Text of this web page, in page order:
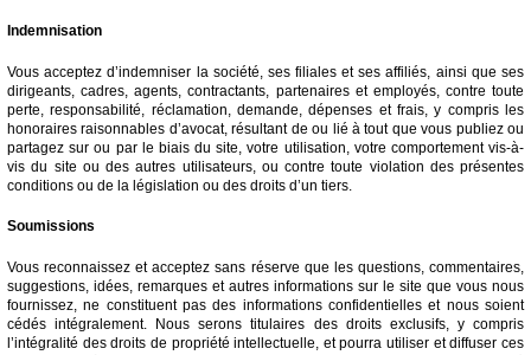
Indemnisation
Vous acceptez d’indemniser la société, ses filiales et ses affiliés, ainsi que ses
dirigeants, cadres, agents, contractants, partenaires et employés, contre toute
perte, responsabilité, réclamation, demande, dépenses et frais, y compris les
honoraires raisonnables d’avocat, résultant de ou lié à tout que vous publiez ou
partagez sur ou par le biais du site, votre utilisation, votre comportement vis-à-
vis du site ou des autres utilisateurs, ou contre toute violation des présentes
conditions ou de la législation ou des droits d’un tiers.
Soumissions
Vous reconnaissez et acceptez sans réserve que les questions, commentaires,
suggestions, idées, remarques et autres informations sur le site que vous nous
fournissez, ne constituent pas des informations confidentielles et nous soient
cédés intégralement. Nous serons titulaires des droits exclusifs, y compris
l’intégralité des droits de propriété intellectuelle, et pourra utiliser et diffuser ces